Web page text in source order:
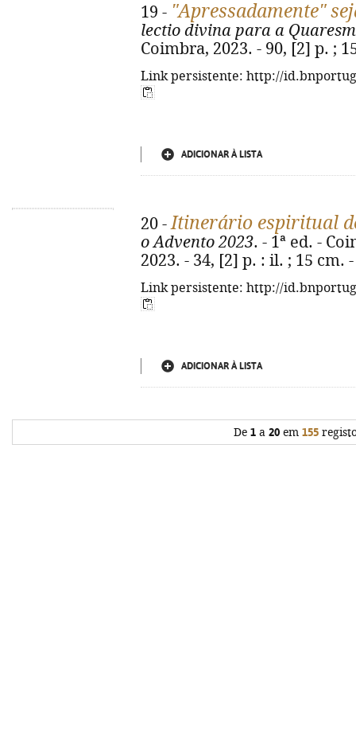
19 - "Apressadamente"
lectio divina para a
Coimbra, 2023. - 90, [2] p. ;
Link persistente: http://
ADICIONAR À LISTA
20 -Itinerário espiritual
o Advento 2023. - 1ª ed. -
2023. - 34, [2] p. : il. ; 15 cm.
Link persistente: http://
ADICIONAR À LISTA
De 1 a 20 em 155